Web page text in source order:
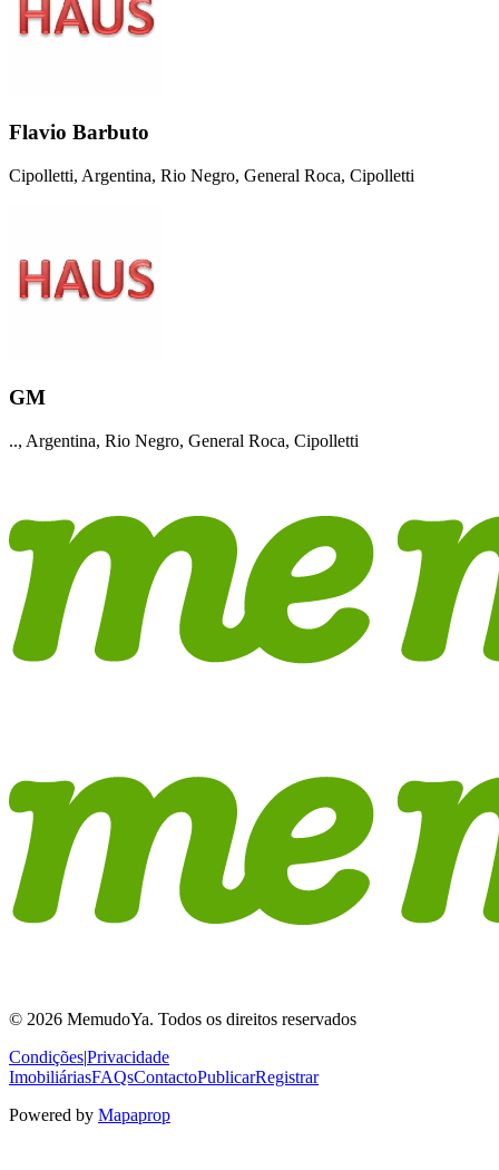
Flavio Barbuto
Cipolletti, Argentina, Rio Negro, General Roca, Cipolletti
GM
.., Argentina, Rio Negro, General Roca, Cipolletti
© 2026 MemudoYa. Todos os direitos reservados
Condições|Privacidade
ImobiliáriasFAQsContactoPublicarRegistrar
Powered by Mapaprop